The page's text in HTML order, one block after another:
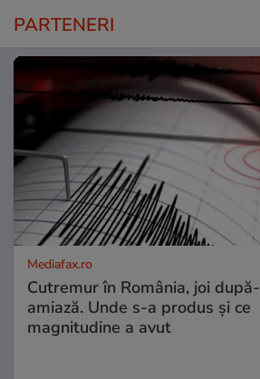
PARTENERI
Mediafax.ro
Cutremur în România, joi după-
amiază. Unde s-a produs și ce
magnitudine a avut